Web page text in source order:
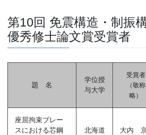
第10回 免震構造・制振
優秀修士論文賞受賞者
題 名
学位授
与大学
受賞者
（敬称
略 ）
座屈拘束ブレー
スにおける芯鋼
北海道
大内